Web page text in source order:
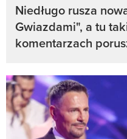
Niedługo rusza
Gwiazdami", a tu
komentarzach